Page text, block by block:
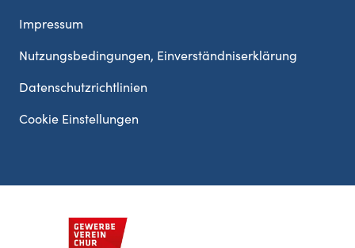
Impressum
Nutzungsbedingungen, Einverständniserklärung
Datenschutzrichtlinien
Cookie Einstellungen